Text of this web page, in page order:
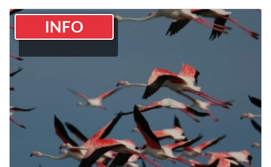
INFO